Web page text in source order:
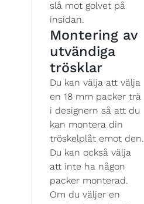
slå mot golvet på
insidan.
Montering av
utvändiga
trösklar
Du kan välja att välja
en 18 mm packer trä
i designern så att du
kan montera din
tröskelplåt emot den.
Du kan också välja
att inte ha någon
packer monterad.
Om du väljer en